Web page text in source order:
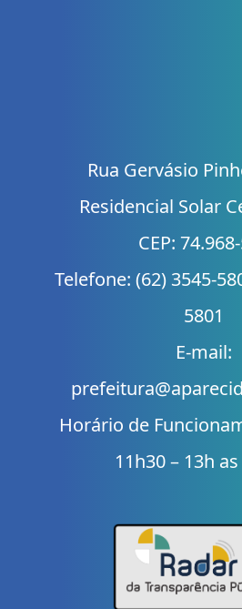
Rua Gervásio
Residencial Solar
CEP:
Telefone: (62) 3545-
5801
E-mail:
Horário de
11h30 – 13h